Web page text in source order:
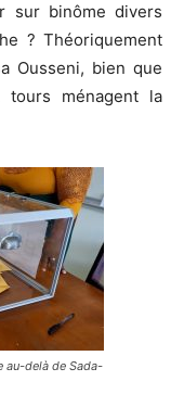
sur binôme divers
? Théoriquement
Ousseni, bien que
ménagent la
au-delà de Sada-